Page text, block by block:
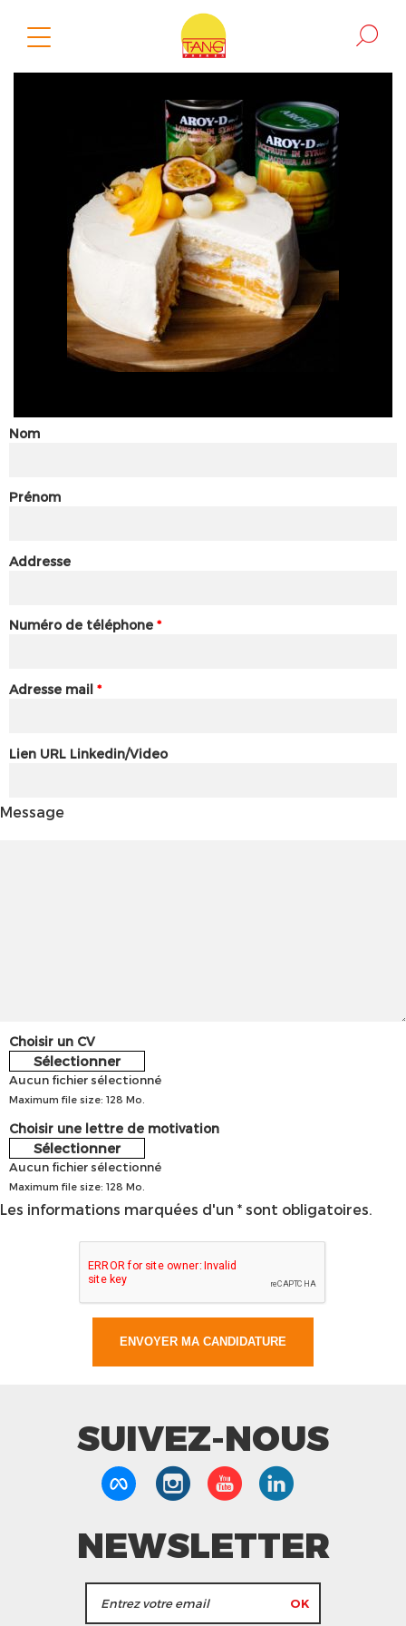
Nom
Prénom
Addresse
Numéro de téléphone *
Adresse mail *
Lien URL Linkedin/Video
Message
Choisir un CV
Sélectionner
Aucun fichier sélectionné
Maximum file size: 128 Mo.
Choisir une lettre de motivation
Sélectionner
Aucun fichier sélectionné
Maximum file size: 128 Mo.
Les informations marquées d'un * sont obligatoires.
SUIVEZ-NOUS
NEWSLETTER